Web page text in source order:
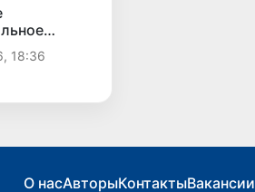
вопросу
18:36
О насАвторыКонтактыВакансии